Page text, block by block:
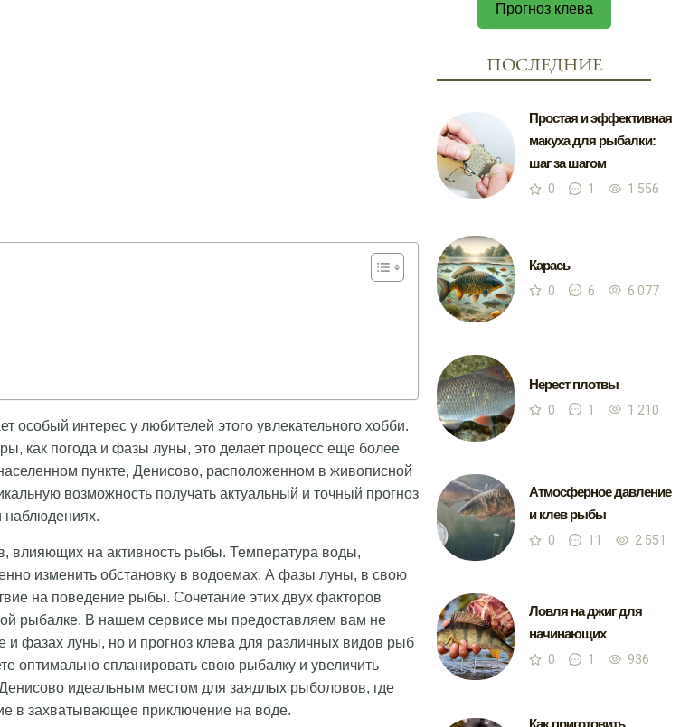
особый интерес у любителей этого увлекательного хобби.
как погода и фазы луны, это делает процесс еще более
пункте, Денисово, расположенном в живописной
возможность получать актуальный и точный прогноз
наблюдениях.
влияющих на активность рыбы. Температура воды,
изменить обстановку в водоемах. А фазы луны, в свою
на поведение рыбы. Сочетание этих двух факторов
рыбалке. В нашем сервисе мы предоставляем вам не
и фазах луны, но и прогноз клева для различных видов рыб
оптимально спланировать свою рыбалку и увеличить
идеальным местом для заядлых рыболовов, где
в захватывающее приключение на воде.
Прогноз клева
ПОСЛЕДНИЕ
Простая и эффективная
макуха для рыбалки:
шаг за шагом
0 1 1 556
Карась
0 6 6 077
Нерест плотвы
0 1 1 210
Атмосферное давление
и клев рыбы
0 11 2 551
Ловля на джиг для
начинающих
0 1 936
Как приготовить